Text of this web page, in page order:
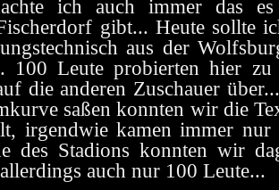
ich auch immer das
gibt... Heute sollte
aus der
100 Leute probierten hier
die anderen Zuschauer
saßen konnten wir die
irgendwie kamen immer
des Stadions konnten wir
auch nur 100 Leute...